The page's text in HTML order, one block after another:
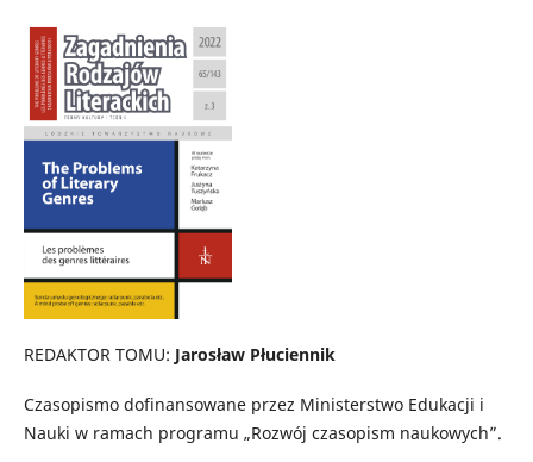
REDAKTOR TOMU: Jarosław Płuciennik
Czasopismo dofinansowane przez Ministerstwo Edukacji i
Nauki w ramach programu „Rozwój czasopism naukowych”.